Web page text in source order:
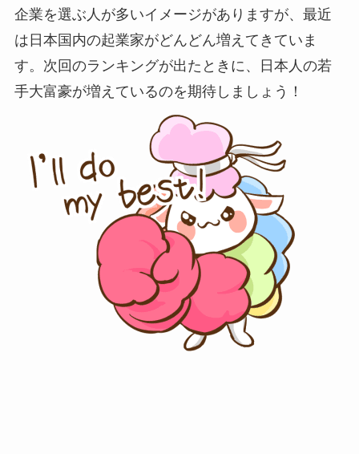
企業を選ぶ人が多いイメージがありますが、最近
は日本国内の起業家がどんどん増えてきていま
す。次回のランキングが出たときに、日本人の若
手大富豪が増えているのを期待しましょう！